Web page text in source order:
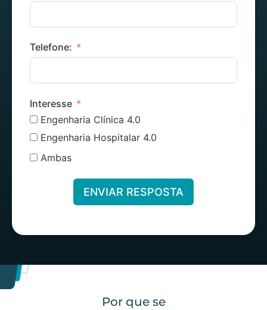
Telefone:
Interesse
Engenharia Clínica 4.0
Engenharia Hospitalar 4.0
Ambas
ENVIAR RESPOSTA
Por que se